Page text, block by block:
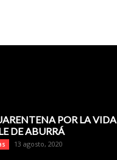
POR LA VIDA
DE ABURRÁ
13 agosto, 2020